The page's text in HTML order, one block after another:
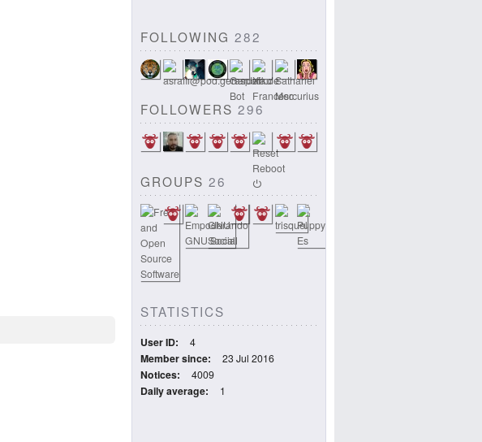
FOLLOWING 282
FOLLOWERS 296
GROUPS 26
STATISTICS
User ID 4
Member since 23 Jul 2016
Notices 4009
Daily average 1